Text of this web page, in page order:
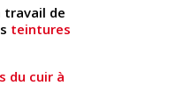
travail de
teintures
du cuir à